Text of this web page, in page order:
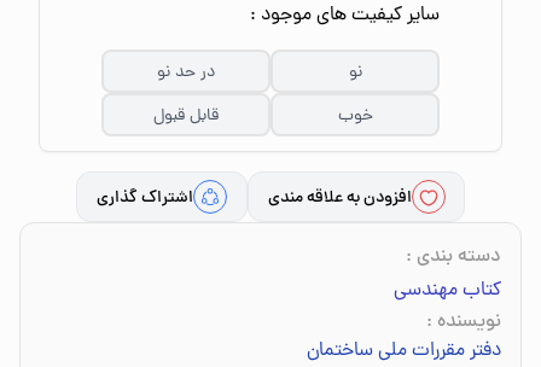
سایر کیفیت های موجود :
نو
در حد نو
خوب
قابل قبول
افزودن به علاقه مندی اشتراک گذاری
دسته بندی :
کتاب مهندسی
نویسنده :
دفتر مقررات ملی ساختمان